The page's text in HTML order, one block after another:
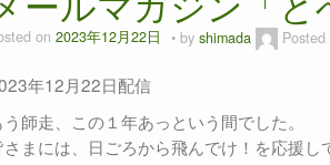
on 2023年12月22日 by shimada Posted
年12月22日配信
う師走、この１年あっという間でした。
さまには、日ごろから飛んでけ！を応援し